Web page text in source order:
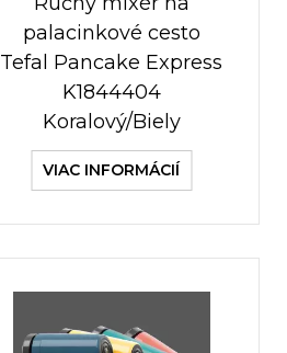
palacinkové cesto
Tefal Pancake Express
K1844404
Koralový/Biely
VIAC INFORMÁCIÍ